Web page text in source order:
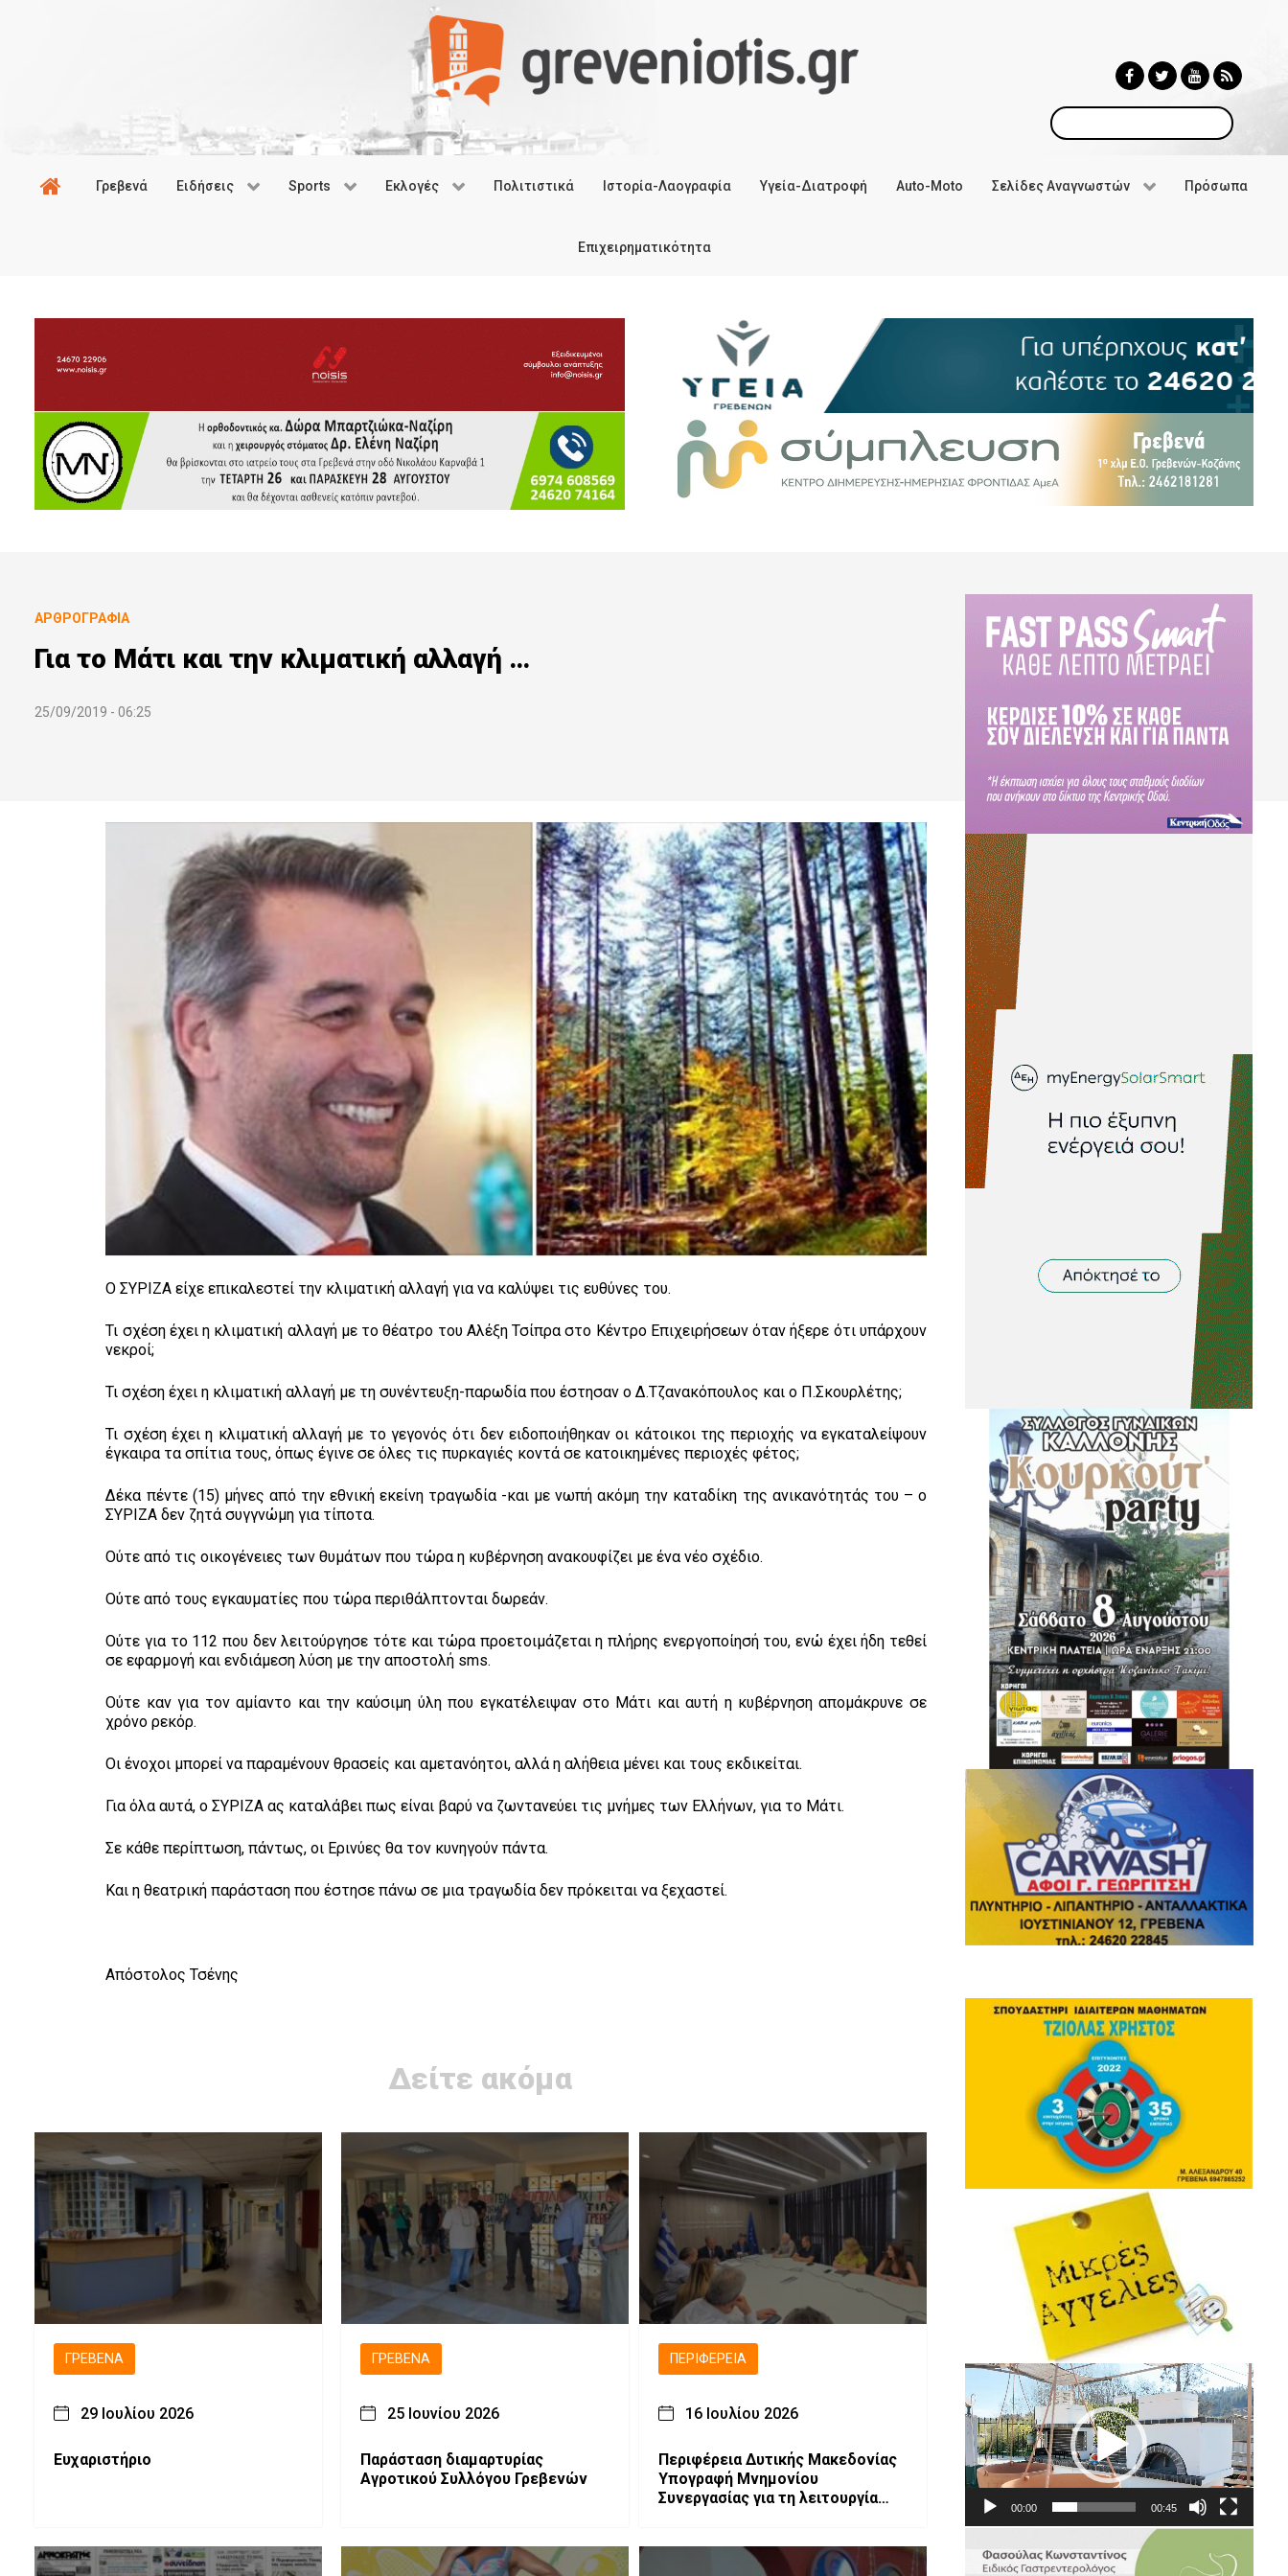
Αναζήτηση
Γρεβενά Ειδήσεις Sports Εκλογές Πολιτιστικά Ιστορία-Λαογραφία Υγεία-Διατροφή Auto-Moto Σελίδες Αναγνωστών Πρόσωπα
Επιχειρηματικότητα
ΑΡΘΡΟΓΡΑΦΊΑ
Για το Μάτι και την κλιματική αλλαγή …
25/09/2019 - 06:25
Ο ΣΥΡΙΖΑ είχε επικαλεστεί την κλιματική αλλαγή για να καλύψει τις ευθύνες του.
Τι σχέση έχει η κλιματική αλλαγή με το θέατρο του Αλέξη Τσίπρα στο Κέντρο Επιχειρήσεων όταν ήξερε ότι υπάρχουν
νεκροί;
Τι σχέση έχει η κλιματική αλλαγή με τη συνέντευξη-παρωδία που έστησαν ο Δ.Τζανακόπουλος και ο Π.Σκουρλέτης;
Τι σχέση έχει η κλιματική αλλαγή με το γεγονός ότι δεν ειδοποιήθηκαν οι κάτοικοι της περιοχής να εγκαταλείψουν
έγκαιρα τα σπίτια τους, όπως έγινε σε όλες τις πυρκαγιές κοντά σε κατοικημένες περιοχές φέτος;
Δέκα πέντε (15) μήνες από την εθνική εκείνη τραγωδία -και με νωπή ακόμη την καταδίκη της ανικανότητάς του – ο
ΣΥΡΙΖΑ δεν ζητά συγγνώμη για τίποτα.
Ούτε από τις οικογένειες των θυμάτων που τώρα η κυβέρνηση ανακουφίζει με ένα νέο σχέδιο.
Ούτε από τους εγκαυματίες που τώρα περιθάλπτονται δωρεάν.
Ούτε για το 112 που δεν λειτούργησε τότε και τώρα προετοιμάζεται η πλήρης ενεργοποίησή του, ενώ έχει ήδη τεθεί
σε εφαρμογή και ενδιάμεση λύση με την αποστολή sms.
Ούτε καν για τον αμίαντο και την καύσιμη ύλη που εγκατέλειψαν στο Μάτι και αυτή η κυβέρνηση απομάκρυνε σε
χρόνο ρεκόρ.
Οι ένοχοι μπορεί να παραμένουν θρασείς και αμετανόητοι, αλλά η αλήθεια μένει και τους εκδικείται.
Για όλα αυτά, ο ΣΥΡΙΖΑ ας καταλάβει πως είναι βαρύ να ζωντανεύει τις μνήμες των Ελλήνων, για το Μάτι.
Σε κάθε περίπτωση, πάντως, οι Ερινύες θα τον κυνηγούν πάντα.
Και η θεατρική παράσταση που έστησε πάνω σε μια τραγωδία δεν πρόκειται να ξεχαστεί.
Απόστολος Τσένης
Δείτε ακόμα
ΓΡΕΒΕΝΆ
29 Ιουλίου 2026
Ευχαριστήριο
ΓΡΕΒΕΝΆ
25 Ιουνίου 2026
Παράσταση διαμαρτυρίας
Αγροτικού Συλλόγου Γρεβενών
ΠΕΡΙΦΈΡΕΙΑ
16 Ιουλίου 2026
Περιφέρεια Δυτικής Μακεδονίας
Υπογραφή Μνημονίου
Συνεργασίας για τη λειτουργία
Πρόγραμμα
Αναπαραγωγής
Βίντεο
00:00 00:45